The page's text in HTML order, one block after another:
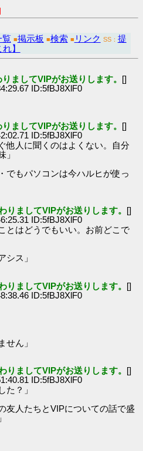
覧 ■掲示板 ■検索 ■ リンク SS： 提
】
ましてVIPがお送りします。 []
ID:5fBJ8XlF0
ましてVIPがお送りします。 []
ID:5fBJ8XlF0
他人に聞くのはよくない。自分
」
でもパソコンは今ハルヒが使っ
りましてVIPがお送りします。 []
ID:5fBJ8XlF0
とはどうでもいい。お前どこで
シス」
りましてVIPがお送りします。 []
ID:5fBJ8XlF0
せん」
りましてVIPがお送りします。 []
ID:5fBJ8XlF0
た？」
友人たちとVIPについての話で盛